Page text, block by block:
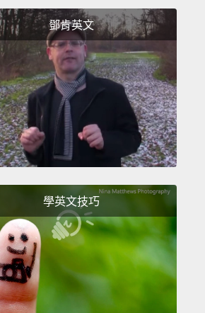
help with something?
my puppy.
的小狗說話。
you in the house?
flaw of Puppy Corner, and
鄧肯英文
學英文技巧